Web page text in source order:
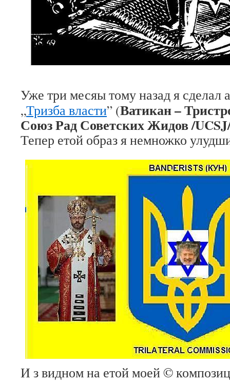
Уже три месяы тому назад я сделал
„Тризба власти” (Ватикан –
Союз Рад Советских Жидов /UCSJ
Тепер етой образ я немножко
И з видном на етой моей ©